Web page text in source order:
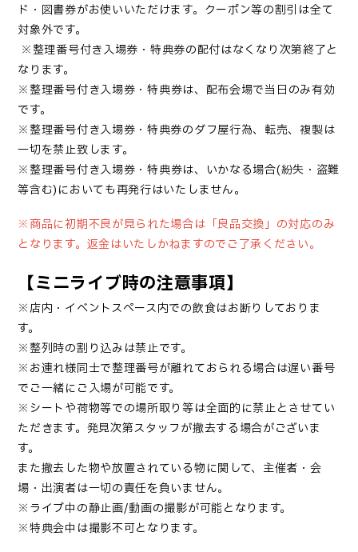
ド・図書券がお使いいただけます。クーポン等の割引は全て
対象外です。
※整理番号付き入場券 ・特典券の配付はなくなり次第終了と
なります。
※整理番号付き入場券 ・特典券は、配布会場で当日のみ有効
です。
※整理番号付き入場券・特典券のダフ屋行為、転売、複製は
一切を禁止致します。
※整理番号付き入場券 ・特典券は、いかなる場合(紛失・盗難
等含む)においても再発行はいたしません。
※商品に初期不良が見られた場合は「良品交換」の対応のみ
となります。返金はいたしかねますのでご了承ください。
【ミニライブ時の注意事項】
※店内・イベントスペース内での飲食はお断りしておりま
す。
※整列時の割り込みは禁止です。
※お連れ様同士で整理番号が離れておられる場合は遅い番号
でご一緒にご入場が可能です。
※シートや荷物等での場所取り等は全面的に禁止とさせてい
ただきます。発見次第スタッフが撤去する場合がございま
す。
また撤去した物や放置されている物に関して、主催者・会
場・出演者は一切の責任を負いません。
※ライブ中の静止画/動画の撮影が可能となります。
※特典会中は撮影不可となります。